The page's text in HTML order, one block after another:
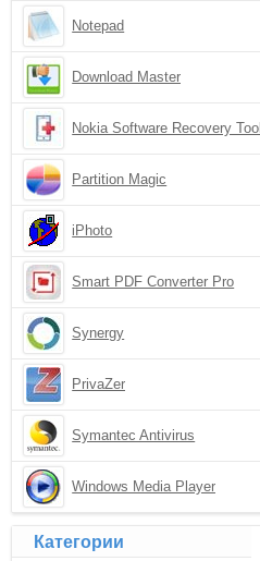
Notepad
Download Master
Nokia Software Recovery Tool
Partition Magic
iPhoto
Smart PDF Converter Pro
Synergy
PrivaZer
Symantec Antivirus
Windows Media Player
Категории